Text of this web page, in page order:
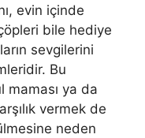
evin içinde
bile hediye
sevgilerini
Bu
maması ya da
vermek de
neden